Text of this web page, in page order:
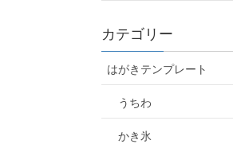
カテゴリー
はがきテンプレート
うちわ
かき氷